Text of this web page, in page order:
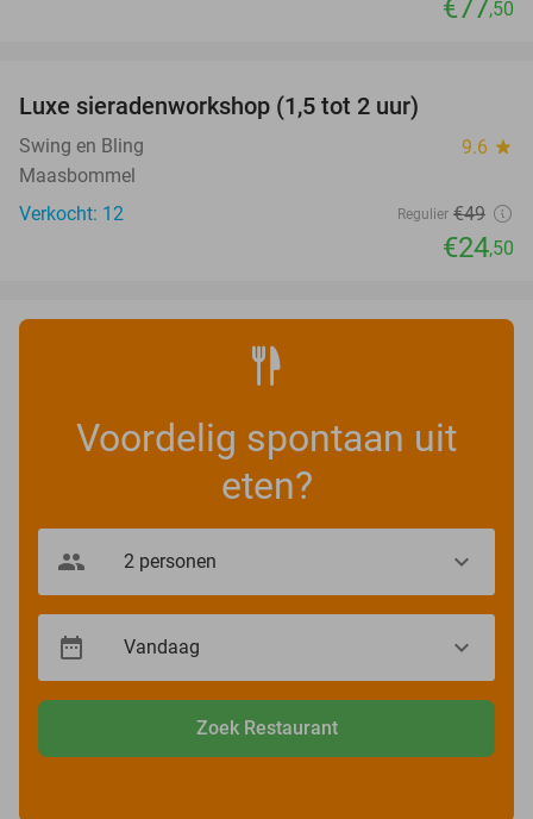
€77,50
TODAY
Luxe sieradenworkshop (1,5 tot 2 uur)
Swing en Bling 9.6 star
Maasbommel
Verkocht: 12
Regulier €49
€24,50
Voordelig spontaan uit
eten?
Zoek Restaurant